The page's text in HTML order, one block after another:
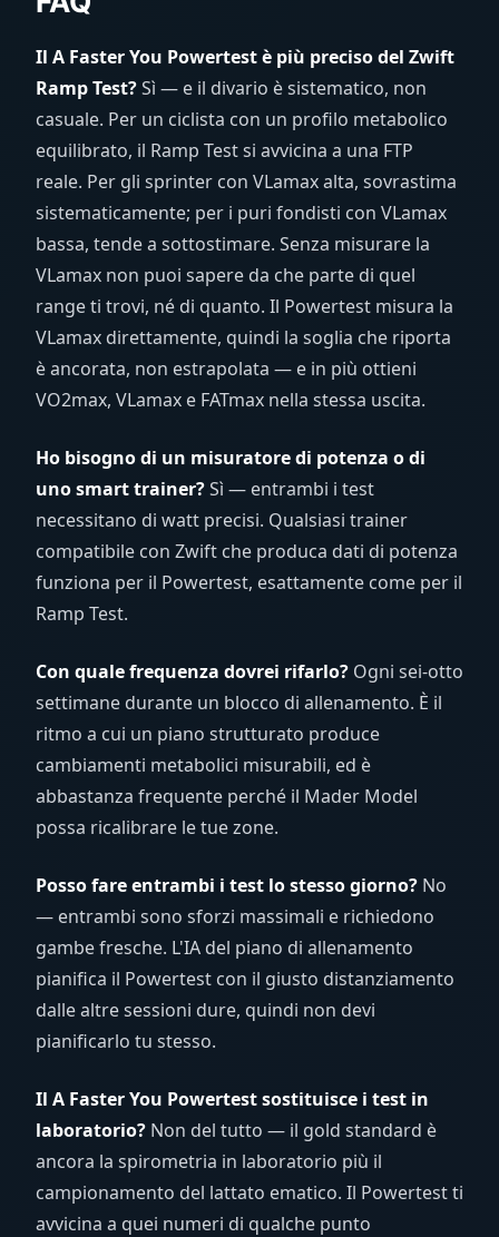
Il A Faster You Powertest è più preciso del Zwift
Ramp Test?Sì — e il divario è sistematico, non
casuale. Per un ciclista con un profilo metabolico
equilibrato, il Ramp Test si avvicina a una FTP
reale. Per gli sprinter con VLamax alta, sovrastima
sistematicamente; per i puri fondisti con VLamax
bassa, tende a sottostimare. Senza misurare la
VLamax non puoi sapere da che parte di quel
range ti trovi, né di quanto. Il Powertest misura la
VLamax direttamente, quindi la soglia che riporta
è ancorata, non estrapolata — e in più ottieni
VO2max, VLamax e FATmax nella stessa uscita.
Ho bisogno di un misuratore di potenza o di
uno smart trainer?Sì — entrambi i test
necessitano di watt precisi. Qualsiasi trainer
compatibile con Zwift che produca dati di potenza
funziona per il Powertest, esattamente come per il
Ramp Test.
Con quale frequenza dovrei rifarlo? Ogni sei-otto
settimane durante un blocco di allenamento. È il
ritmo a cui un piano strutturato produce
cambiamenti metabolici misurabili, ed è
abbastanza frequente perché il Mader Model
possa ricalibrare le tue zone.
Posso fare entrambi i test lo stesso giorno? No
— entrambi sono sforzi massimali e richiedono
gambe fresche. L'IA del piano di allenamento
pianifica il Powertest con il giusto distanziamento
dalle altre sessioni dure, quindi non devi
pianificarlo tu stesso.
Il A Faster You Powertest sostituisce i test in
laboratorio? Non del tutto — il gold standard è
ancora la spirometria in laboratorio più il
campionamento del lattato ematico. Il Powertest ti
avvicina a quei numeri di qualche punto